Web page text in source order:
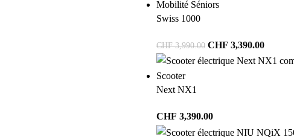
Mobilité Séniors
Swiss 1000
CHF3,990.00 CHF 3,390.00
Scooter
Next NX1
CHF 3,390.00